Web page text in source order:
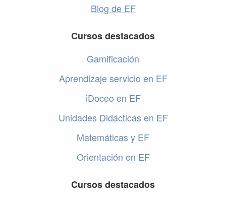
Blog de EF
Cursos destacados
Gamificación
Aprendizaje servicio en EF
iDoceo en EF
Unidades Didácticas en EF
Matemáticas y EF
Orientación en EF
Cursos destacados